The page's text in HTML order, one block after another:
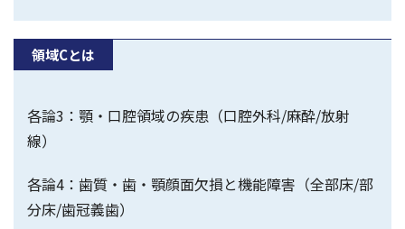
領域Cとは
各論3：顎・口腔領域の疾患（口腔外科/麻酔/放射
線）
各論4：歯質・歯・顎顔面欠損と機能障害（全部床/部
分床/歯冠義歯）